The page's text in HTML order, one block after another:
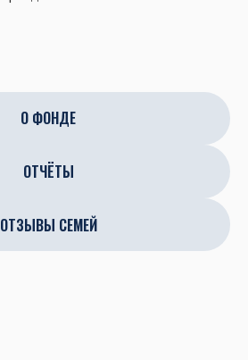
О ФОНДЕ
ОТЧЁТЫ
ОТЗЫВЫ СЕМЕЙ